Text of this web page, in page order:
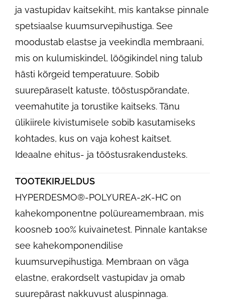
ja vastupidav kaitsekiht, mis kantakse pinnale
spetsiaalse kuumsurvepihustiga. See
moodustab elastse ja veekindla membraani,
mis on kulumiskindel, löögikindel ning talub
hästi kõrgeid temperatuure. Sobib
suurepäraselt katuste, tööstuspõrandate,
veemahutite ja torustike kaitseks. Tänu
ülikiirele kivistumisele sobib kasutamiseks
kohtades, kus on vaja kohest kaitset.
Ideaalne ehitus- ja tööstusrakendusteks.
TOOTEKIRJELDUS
HYPERDESMO®-POLYUREA-2K-HC on
kahekomponentne polüureamembraan, mis
koosneb 100% kuivainetest. Pinnale kantakse
see kahekomponendilise
kuumsurvepihustiga. Membraan on väga
elastne, erakordselt vastupidav ja omab
suurepärast nakkuvust aluspinnaga.